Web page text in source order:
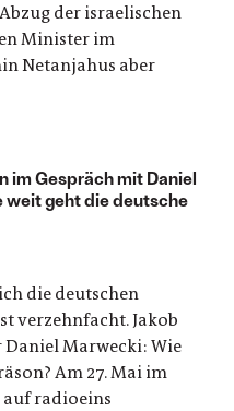
der israelischen
Minister im
Netanjahus aber
im Gespräch mit Daniel
weit geht die deutsche
die deutschen
verzehnfacht. Jakob
Marwecki: Wie
Am 27. Mai im
radioeins